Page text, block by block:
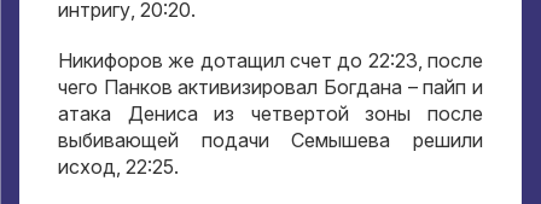
интригу, 20:20.
Никифоров же дотащил счет до 22:23,после
чего Панков активизировал Богдана – пайп и
атака Дениса из четвертой зоны после
выбивающей подачи Семышева решили
исход, 22:25.